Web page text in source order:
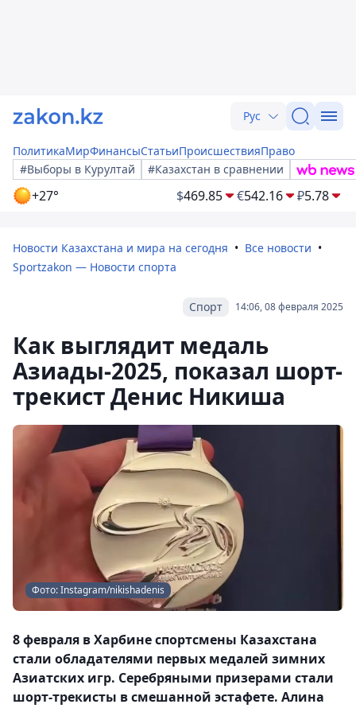
Рус
ПолитикаМирФинансыСтатьиПроисшествияПраво
#Выборы в Курултай
#Казахстан в сравнении
+27° $469.85 €542.16 ₽5.78
Новости Казахстана и мира на сегодня
Все новости
Sportzakon — Новости спорта
14:06, 08 февраля 2025
Спорт
Как выглядит медаль
Азиады-2025, показал шорт-
трекист Денис Никиша
Фото: Instagram/nikishadenis
8 февраля в Харбине спортсмены Казахстана
стали обладателями первых медалей зимних
Азиатских игр. Серебряными призерами стали
шорт-трекисты в смешанной эстафете. Алина